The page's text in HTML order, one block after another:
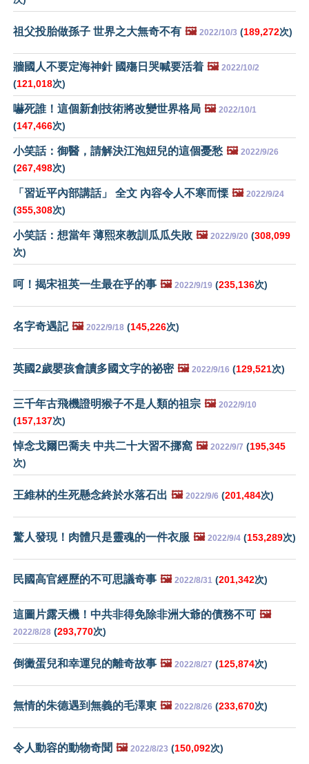
祖父投胎做孫子 世界之大無奇不有 🖼️ 2022/10/3 (189,272次)
牆國人不要定海神針 國殤日哭喊要活着 🖼️ 2022/10/2
(121,018次)
嚇死誰！這個新創技術將改變世界格局 🖼️ 2022/10/1
(147,466次)
小笑話：御醫，請解決江泡妞兒的這個憂愁 🖼️ 2022/9/26
(267,498次)
「習近平內部講話」 全文 內容令人不寒而慄 🖼️ 2022/9/24
(355,308次)
小笑話：想當年 薄熙來教訓瓜瓜失敗 🖼️ 2022/9/20 (308,099
次)
呵！揭宋祖英一生最在乎的事 🖼️ 2022/9/19 (235,136次)
名字奇遇記 🖼️ 2022/9/18 (145,226次)
英國2歲嬰孩會讀多國文字的祕密 🖼️ 2022/9/16 (129,521次)
三千年古飛機證明猴子不是人類的祖宗 🖼️ 2022/9/10
(157,137次)
悼念戈爾巴喬夫 中共二十大習不挪窩 🖼️ 2022/9/7 (195,345
次)
王維林的生死懸念終於水落石出 🖼️ 2022/9/6 (201,484次)
驚人發現！肉體只是靈魂的一件衣服 🖼️ 2022/9/4 (153,289次)
民國高官經歷的不可思議奇事 🖼️ 2022/8/31 (201,342次)
這圖片露天機！中共非得免除非洲大爺的債務不可 🖼️
2022/8/28 (293,770次)
倒黴蛋兒和幸運兒的離奇故事 🖼️ 2022/8/27 (125,874次)
無情的朱德遇到無義的毛澤東 🖼️ 2022/8/26 (233,670次)
令人動容的動物奇聞 🖼️ 2022/8/23 (150,092次)